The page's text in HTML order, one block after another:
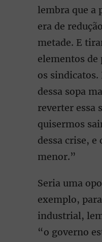
lembra que a
era de
metade. E
elementos de
os sindicatos.
dessa sopa
reverter essa
quisermos
dessa crise, e
menor.”
Seria uma
exemplo,
industrial,
“o governo